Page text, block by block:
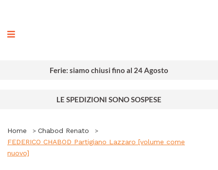
Ferie: siamo chiusi fino al 24 Agosto
LE SPEDIZIONI SONO SOSPESE
Home
Chabod Renato
FEDERICO CHABOD Partigiano Lazzaro [volume come
nuovo]